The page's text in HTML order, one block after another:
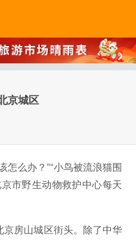
京城区
怎么办？”“小鸟被流浪猫围
市野生动物救护中心每天
京房山城区街头。除了中华